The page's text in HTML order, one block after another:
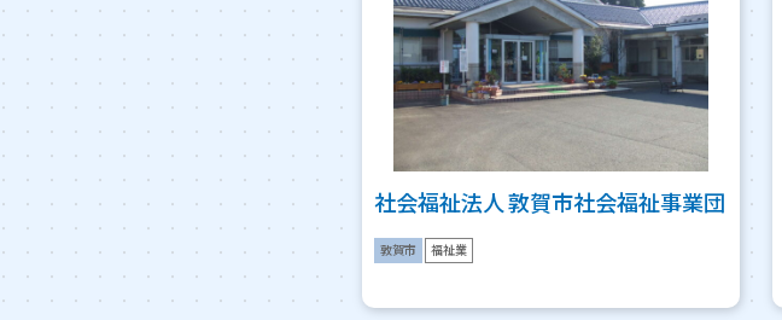
社会福祉法人 敦賀市社会福祉事業団
敦賀市 福祉業